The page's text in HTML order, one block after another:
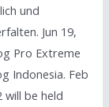
und
Jun 19,
Pro Extreme
Indonesia. Feb
will be held